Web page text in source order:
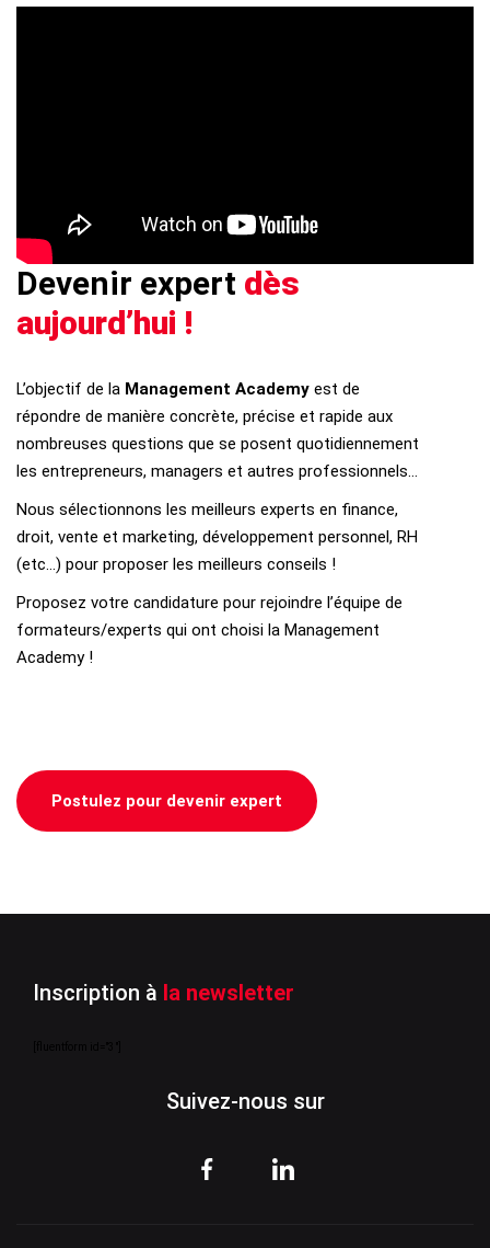
Devenir expert dès
aujourd’hui !
L’objectif de la Management Academy est de
répondre de manière concrète, précise et rapide aux
nombreuses questions que se posent quotidiennement
les entrepreneurs, managers et autres professionnels…
Nous sélectionnons les meilleurs experts en finance,
droit, vente et marketing, développement personnel, RH
(etc…) pour proposer les meilleurs conseils !
Proposez votre candidature pour rejoindre l’équipe de
formateurs/experts qui ont choisi la Management
Academy !
Postulez pour devenir expert
Inscription à la newsletter
Suivez-nous sur